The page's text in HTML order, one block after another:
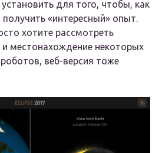
для того, чтобы, как
получить «интересный» опыт.
хотите рассмотреть
местонахождение некоторых
веб-версия тоже